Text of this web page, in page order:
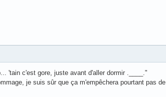
'tain c'est gore, juste avant d'aller dormir .____."
je suis sûr que ça m'empêchera pourtant pas de